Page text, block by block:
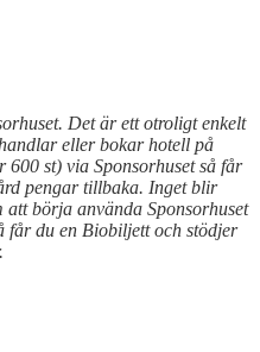
Det är ett otroligt enkelt
eller bokar hotell på
st) via Sponsorhuset så får
pengar tillbaka. Inget blir
börja använda Sponsorhuset
får du en Biobiljett och stödjer